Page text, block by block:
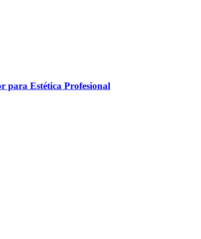
para Estética Profesional